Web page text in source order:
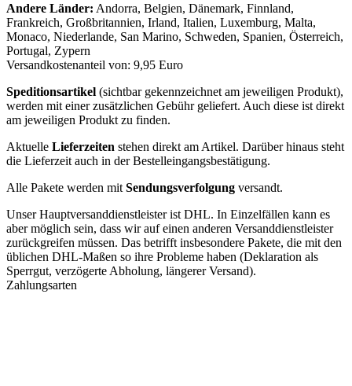
Andere Länder: Andorra, Belgien, Dänemark, Finnland,
Frankreich, Großbritannien, Irland, Italien, Luxemburg, Malta,
Monaco, Niederlande, San Marino, Schweden, Spanien, Österreich,
Portugal, Zypern
Versandkostenanteil von: 9,95 Euro
Speditionsartikel (sichtbar gekennzeichnet am jeweiligen Produkt),
werden mit einer zusätzlichen Gebühr geliefert. Auch diese ist direkt
am jeweiligen Produkt zu finden.
Aktuelle Lieferzeiten stehen direkt am Artikel. Darüber hinaus steht
die Lieferzeit auch in der Bestelleingangsbestätigung.
Alle Pakete werden mit Sendungsverfolgung versandt.
Unser Hauptversanddienstleister ist DHL. In Einzelfällen kann es
aber möglich sein, dass wir auf einen anderen Versanddienstleister
zurückgreifen müssen. Das betrifft insbesondere Pakete, die mit den
üblichen DHL-Maßen so ihre Probleme haben (Deklaration als
Sperrgut, verzögerte Abholung, längerer Versand).
Zahlungsarten